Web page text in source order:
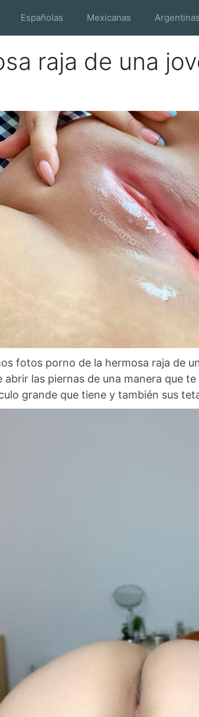
Españolas Mexicanas Argentinas
raja de una
fotos porno de la hermosa raja de
abrir las piernas de una manera que
grande que tiene y también sus